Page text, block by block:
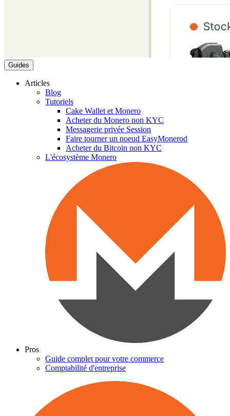
Guides
Articles
Blog
Tutoriels
Cake Wallet et Monero
Acheter du Monero non KYC
Messagerie privée Session
Faire tourner un noeud EasyMonerod
Acheter du Bitcoin non KYC
L'écosystème Monero
Pros
Guide complet pour votre commerce
Comptabilité d'entreprise